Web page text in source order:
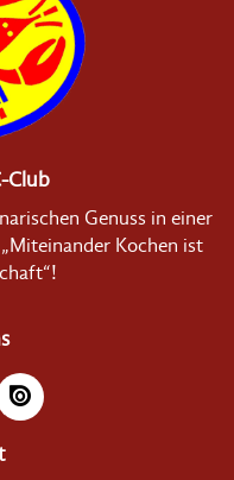
Club
Genuss in einer
Kochen ist